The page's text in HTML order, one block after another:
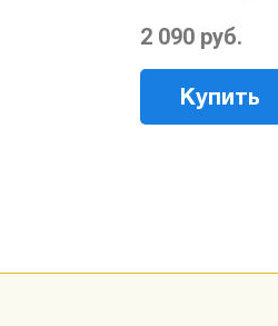
2 090 руб.
Купить